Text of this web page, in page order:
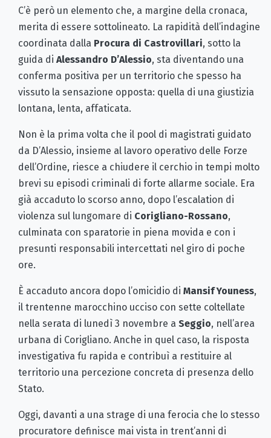
C’è però un elemento che, a margine della cronaca,
merita di essere sottolineato. La rapidità dell’indagine
coordinata dalla Procura di Castrovillari, sotto la
guida di Alessandro D’Alessio, sta diventando una
conferma positiva per un territorio che spesso ha
vissuto la sensazione opposta: quella di una giustizia
lontana, lenta, affaticata.
Non è la prima volta che il pool di magistrati guidato
da D’Alessio, insieme al lavoro operativo delle Forze
dell’Ordine, riesce a chiudere il cerchio in tempi molto
brevi su episodi criminali di forte allarme sociale. Era
già accaduto lo scorso anno, dopo l’escalation di
violenza sul lungomare di Corigliano-Rossano,
culminata con sparatorie in piena movida e con i
presunti responsabili intercettati nel giro di poche
ore.
È accaduto ancora dopo l’omicidio di Mansif Youness,
il trentenne marocchino ucciso con sette coltellate
nella serata di lunedì 3 novembre a Seggio, nell’area
urbana di Corigliano. Anche in quel caso, la risposta
investigativa fu rapida e contribuì a restituire al
territorio una percezione concreta di presenza dello
Stato.
Oggi, davanti a una strage di una ferocia che lo stesso
procuratore definisce mai vista in trent’anni di